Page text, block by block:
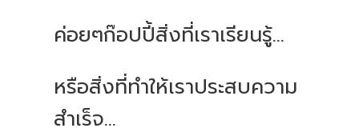
ค่อยๆก๊อปปี้สิ่งที่เราเรียนรู้...
หรือสิ่งที่ทำให้เราประสบความ
สำเร็จ...